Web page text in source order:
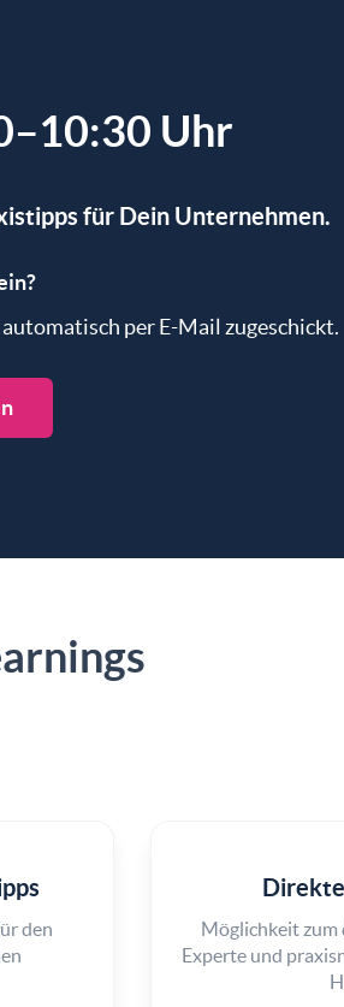
Uhr
für Dein Unternehmen.
per E-Mail zugeschickt.
den
Möglichkeit zum
Experte und